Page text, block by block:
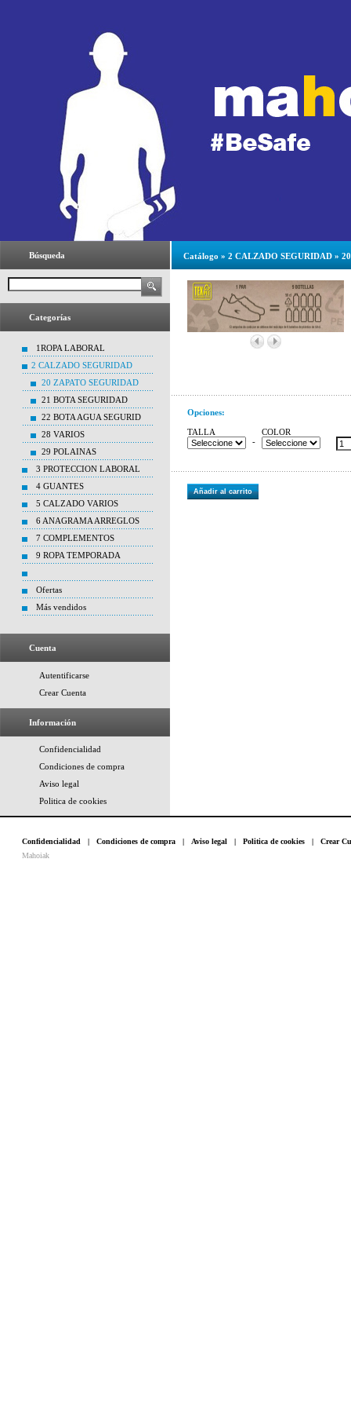
Búsqueda
Categorías
1ROPA LABORAL
2 CALZADO SEGURIDAD
20 ZAPATO SEGURIDAD
21 BOTA SEGURIDAD
22 BOTA AGUA SEGURID
28 VARIOS
29 POLAINAS
3 PROTECCION LABORAL
4 GUANTES
5 CALZADO VARIOS
6 ANAGRAMA ARREGLOS
7 COMPLEMENTOS
9 ROPA TEMPORADA
Ofertas
Más vendidos
Cuenta
Autentificarse
Crear Cuenta
Información
Confidencialidad
Condiciones de compra
Aviso legal
Politica de cookies
Catálogo » 2 CALZADO SEGURIDAD »
Opciones:
TALLA
COLOR
-
Añadir al carrito
Confidencialidad | Condiciones de compra | Aviso legal | Politica de cookies | Crear
Mahoiak